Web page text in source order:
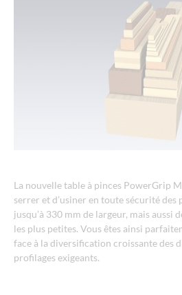
La nouvelle table à pinces PowerGrip
serrer et d’usiner en toute sécurité des
jusqu’à 330 mm de largeur, mais aussi
les plus petites. Vous êtes ainsi
face à la diversification croissante des
profilages exigeants.